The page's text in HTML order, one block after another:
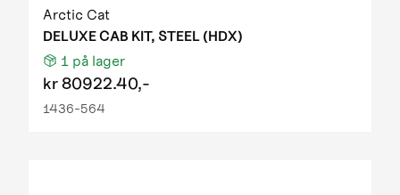
Arctic Cat
DELUXE CAB KIT, STEEL (HDX)
1 på lager
kr80922.40,-
1436-564